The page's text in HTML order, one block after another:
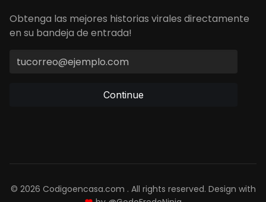
Obtenga las mejores historias virales directamente
en su bandeja de entrada!
Continue
© 2026 Codigoencasa.com . All rights reserved. Design with